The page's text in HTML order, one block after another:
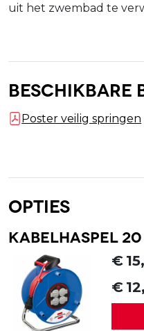
uit het zwembad te
Beschikbare
Poster veilig springen
Opties
Kabelhaspel 20
€
€